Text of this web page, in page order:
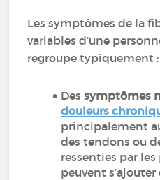
Les symptômes de la
variables d’une
regroupe typiquement :
Dessymptômes
douleurs
principalement
des tendons ou
ressenties par
peuvent